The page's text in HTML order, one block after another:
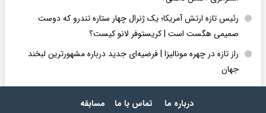
رئیس تازه ارتش آمریکا؛ یک ژنرال چهار ستاره تندرو که دوست
صمیمی هگست است | کریستوفر لانو کیست؟
راز تازه در چهره مونالیزا | فرضیه‌ای جدید درباره مشهورترین لبخند
جهان
درباره ما تماس با ما مسابقه